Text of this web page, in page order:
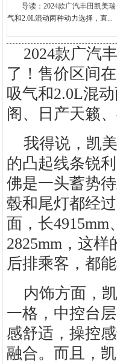
导读：2024款广汽丰田凯美瑞
气和2.0L混动两种动力选择，直...
2024款广汽
了！售价区间
吸气和2.0L混
阁、日产天籁
我得说，凯
的凸起线条锐
佛是一头蓄势
毂和尾灯都经
面，长4915mm
2825mm，这
后排乘客，都
内饰方面，
一格，中控台
感舒适，操控
融合。而且，